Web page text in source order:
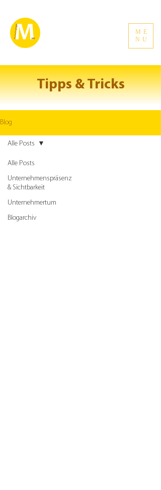
ME
NU
Tipps & Tricks
Blog
Alle Posts
Unternehmenspräsenz
& Sichtbarkeit
Unternehmertum
Blogarchiv
Alle Posts